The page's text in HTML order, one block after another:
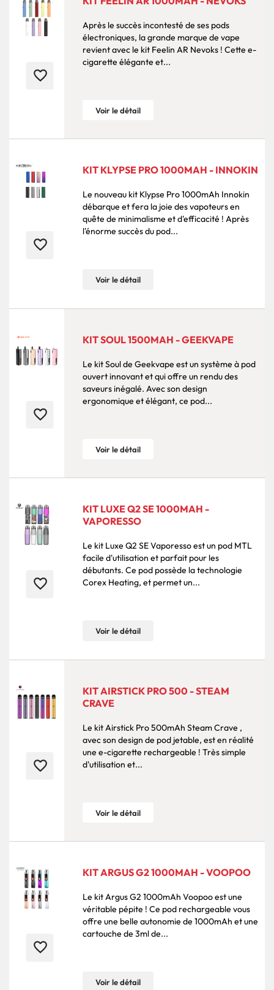
favorite_border
Après le succès incontesté de ses pods
électroniques, la grande marque de vape
revient avec le kit Feelin AR Nevoks ! Cette e-
cigarette élégante et...
Voir le détail
favorite_border
KIT KLYPSE PRO 1000MAH - INNOKIN
Le nouveau kit Klypse Pro 1000mAh Innokin
débarque et fera la joie des vapoteurs en
quête de minimalisme et d'efficacité ! Après
l'énorme succès du pod...
Voir le détail
favorite_border
KIT SOUL 1500MAH - GEEKVAPE
Le kit Soul de Geekvape est un système à pod
ouvert innovant et qui offre un rendu des
saveurs inégalé. Avec son design
ergonomique et élégant, ce pod...
Voir le détail
favorite_border
KIT LUXE Q2 SE 1000MAH -
VAPORESSO
Le kit Luxe Q2 SE Vaporesso est un pod MTL
facile d'utilisation et parfait pour les
débutants. Ce pod possède la technologie
Corex Heating, et permet un...
Voir le détail
favorite_border
KIT AIRSTICK PRO 500 - STEAM
CRAVE
Le kit Airstick Pro 500mAh Steam Crave ,
avec son design de pod jetable, est en réalité
une e-cigarette rechargeable ! Très simple
d'utilisation et...
Voir le détail
favorite_border
KIT ARGUS G2 1000MAH - VOOPOO
Le kit Argus G2 1000mAh Voopoo est une
véritable pépite ! Ce pod rechargeable vous
offre une belle autonomie de 1000mAh et une
cartouche de 3ml de...
Voir le détail